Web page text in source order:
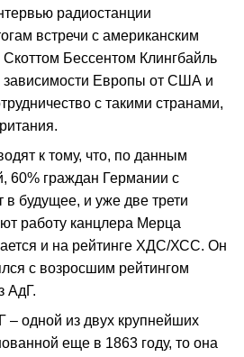
радиостанции
встречи с американским
Бессентом Клингбайль
зависимости Европы от США и
с такими странами,
к тому, что, по данным
60% граждан Германии с
будущее, и уже две трети
работу канцлера Мерца
и на рейтинге ХДС/ХСС. Он
с возросшим рейтингом
АдГ.
– одной из двух крупнейших
еще в 1863 году, то она